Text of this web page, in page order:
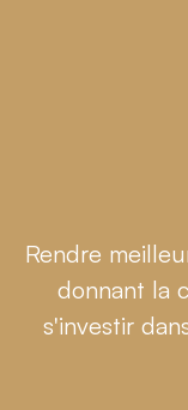
Rendre
donnant la
s'investir